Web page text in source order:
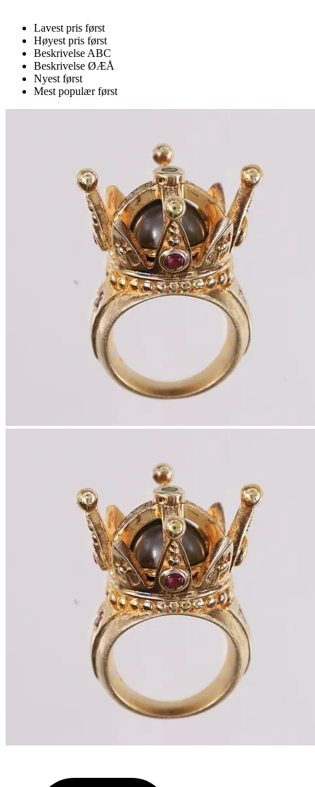
Lavest pris først
Høyest pris først
Beskrivelse ABC
Beskrivelse ØÆÅ
Nyest først
Mest populær først